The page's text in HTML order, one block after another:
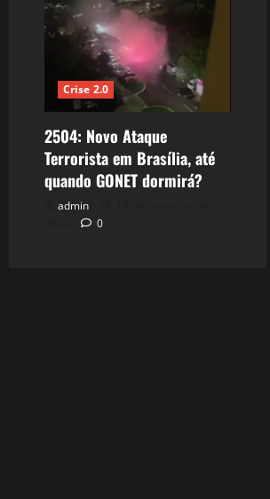
Crise 2.0
2504: Novo Ataque
Terrorista em Brasília, até
quando GONET dormirá?
admin
0